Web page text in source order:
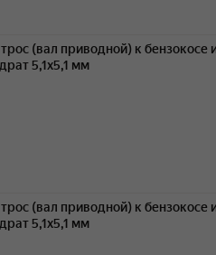
(вал приводной) к бензокосе
5,1х5,1 мм
(вал приводной) к бензокосе
5,1х5,1 мм